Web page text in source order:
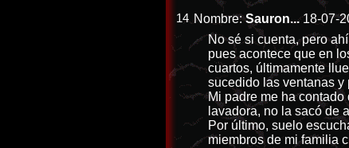
14 Nombre:Sauron... 18-07-
No sé si cuenta, pero
pues acontece que en
cuartos, últimamente
sucedido las ventanas y
Mi padre me ha
lavadora, no la sacó de
Por último, suelo
miembros de mi familia